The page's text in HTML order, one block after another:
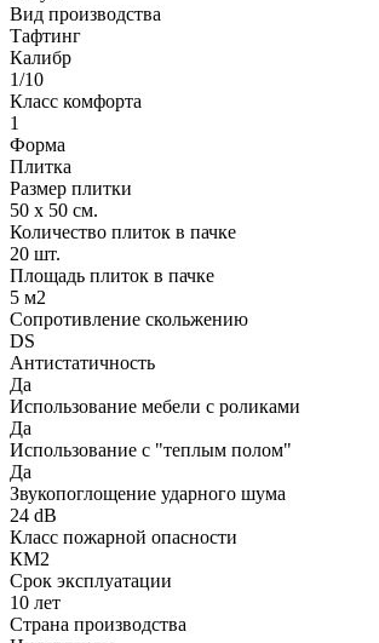
Вид производства
Тафтинг
Калибр
1/10
Класс комфорта
1
Форма
Плитка
Размер плитки
50 х 50 см.
Количество плиток в пачке
20 шт.
Площадь плиток в пачке
5 м2
Сопротивление скольжению
DS
Антистатичность
Да
Использование мебели с роликами
Да
Использование с "теплым полом"
Да
Звукопоглощение ударного шума
24 dB
Класс пожарной опасности
КМ2
Срок эксплуатации
10 лет
Страна производства